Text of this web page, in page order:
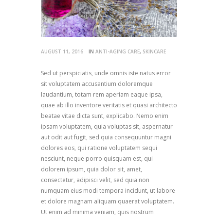
AUGUST 11, 2016 IN ANTI-AGING CARE, SKINCARE
Sed ut perspiciatis, unde omnis iste natus error
sit voluptatem accusantium doloremque
laudantium, totam rem aperiam eaque ipsa,
quae ab illo inventore veritatis et quasi architecto
beatae vitae dicta sunt, explicabo. Nemo enim
ipsam voluptatem, quia voluptas sit, aspernatur
aut odit aut fugit, sed quia consequuntur magni
dolores eos, qui ratione voluptatem sequi
nesciunt, neque porro quisquam est, qui
dolorem ipsum, quia dolor sit, amet,
consectetur, adipisci velit, sed quia non
numquam eius modi tempora incidunt, ut labore
et dolore magnam aliquam quaerat voluptatem.
Ut enim ad minima veniam, quis nostrum